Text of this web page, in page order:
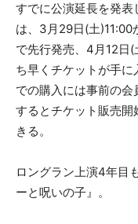
すでに公演延長を発表
は、3月29日(土)11:00
で先行発売、4月12日
ち早くチケットが手
での購入には事前の
するとチケット販売
きる。
ロングラン上演4年目
ーと呪いの子』。